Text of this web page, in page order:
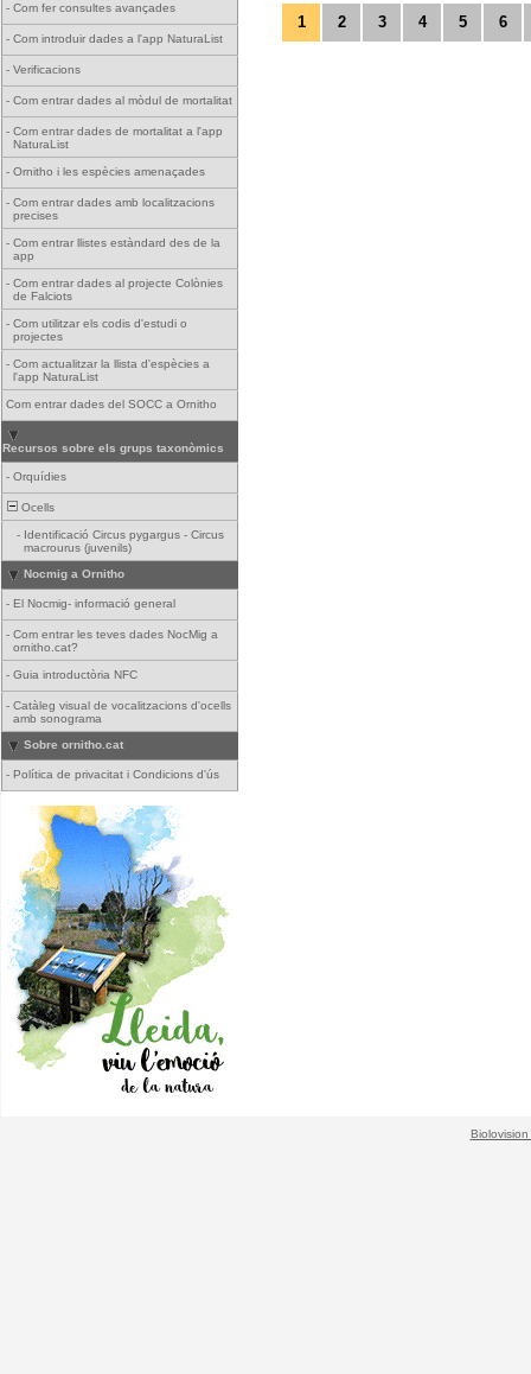
- Com fer consultes avançades
- Com introduir dades a l'app NaturaList
- Verificacions
- Com entrar dades al mòdul de mortalitat
- Com entrar dades de mortalitat a l'app
NaturaList
- Ornitho i les espècies amenaçades
- Com entrar dades amb localitzacions
precises
- Com entrar llistes estàndard des de la
app
- Com entrar dades al projecte Colònies
de Falciots
- Com utilitzar els codis d'estudi o
projectes
- Com actualitzar la llista d'espècies a
l'app NaturaList
Com entrar dades del SOCC a Ornitho
Recursos sobre els grups taxonòmics
- Orquídies
Ocells
- Identificació Circus pygargus - Circus
macrourus (juvenils)
Nocmig a Ornitho
- El Nocmig- informació general
- Com entrar les teves dades NocMig a
ornitho.cat?
- Guia introductòria NFC
- Catàleg visual de vocalitzacions d'ocells
amb sonograma
Sobre ornitho.cat
- Política de privacitat i Condicions d'ús
1 2 3 4 5 6
Biolovision